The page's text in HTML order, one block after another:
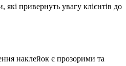
привернуть увагу клієнтів до
наклейок є прозорими та